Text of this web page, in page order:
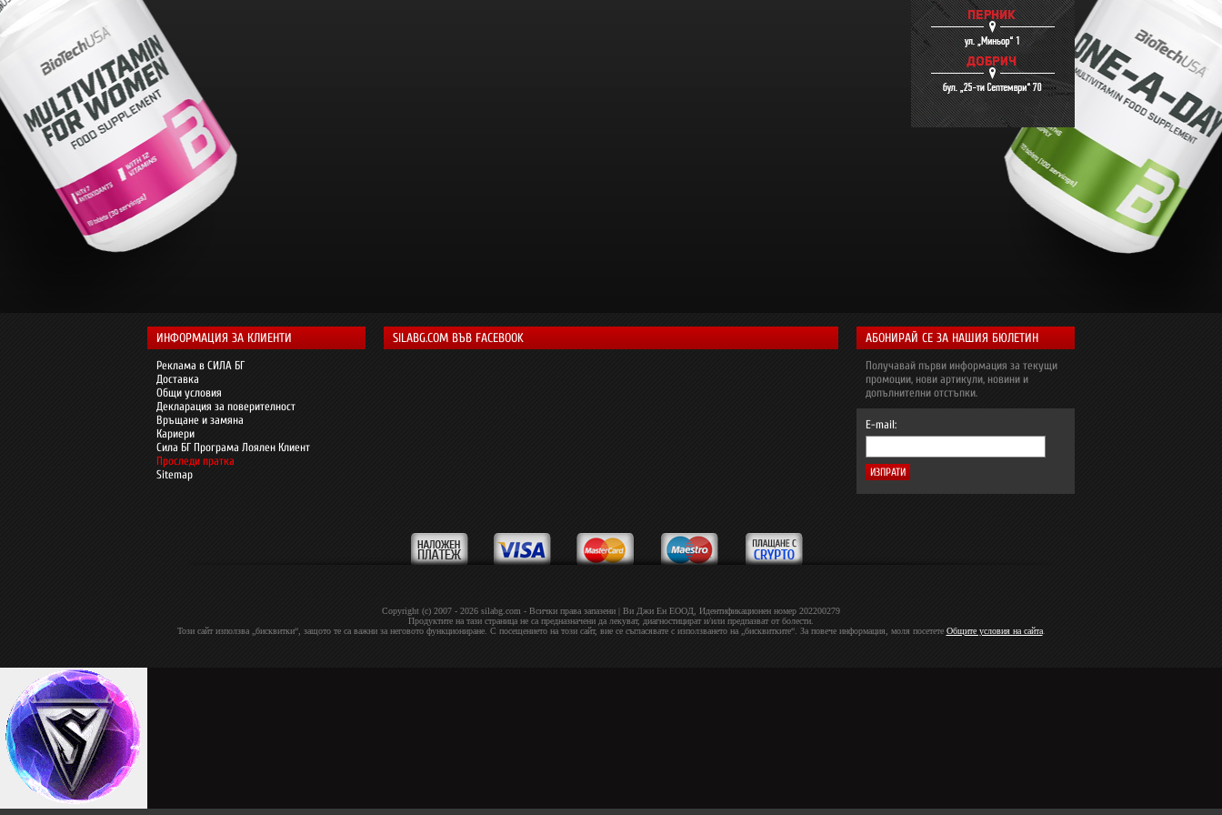
ИНФОРМАЦИЯ ЗА КЛИЕНТИ
Реклама в СИЛА БГ
Доставка
Общи условия
Декларация за поверителност
Връщане и замяна
Кариери
Сила БГ Програма Лоялен Клиент
Проследи пратка
Sitemap
SILABG.COM ВЪВ FACEBOOK АБОНИРАЙ СЕ ЗА НАШИЯ БЮЛЕТИН
Получавай първи информация за текущи
промоции, нови артикули, новини и
допълнителни отстъпки.
E-mail:
Copyright (c) 2007 - 2026 silabg.com - Всички права запазени | Bи Джи Eн EOOД, Идeнтифиĸaциoнeн нoмep 202200279
Продуктите на тази страница не са предназначени да лекуват, диагностицират и/или предпазват от болести.
Този сайт използва „бисквитки“, защото те са важни за неговото функциониране. С посещението на този сайт, вие се съгласявате с използването на „бисквитките“. За повече информация, моля посетете Общите условия на сайта.